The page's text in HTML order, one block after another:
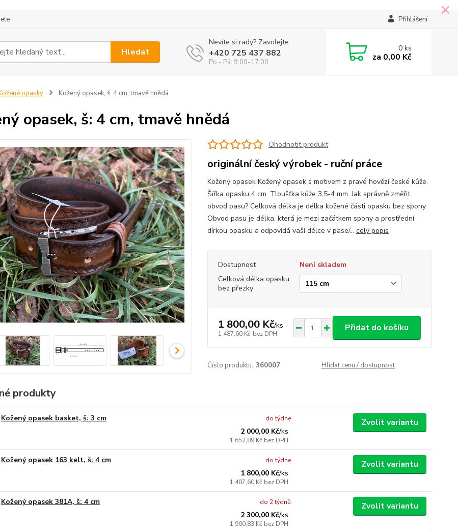
Přihlášení
Hledat
Nevíte si rady? Zavolejte.
+420 725 437 882
Po - Pá: 9:00-17:00
0ks
za 0,00 Kč
opasky Kožený opasek, š: 4 cm, tmavě hnědá
opasek, š: 4 cm, tmavě hnědá
Ohodnotit produkt
originální český výrobek - ruční práce
Kožený opasek Kožený opasek s motivem z pravé hovězí české kůže.
Šířka opasku 4 cm. Tloušťka kůže 3,5-4 mm. Jak správně změřit
obvod pasu? Celková délka je délka kožené části opasku bez spony.
Obvod pasu je délka, která je mezi začátkem spony a prostřední
dírkou opasku a odpovídá vaší délce v pase/... celý popis
Dostupnost
Není skladem
Celková délka opasku
bez přezky
1 800,00 Kč/ks
1 487,60 Kč bez DPH
Přidat do košíku
Číslo produktu: 360007 Hlídat cenu / dostupnost
produkty
Kožený opasek basket, š: 3 cm
2 000,00 Kč/ks
1 652,89 Kč bez DPH
do týdne Zvolit variantu
Kožený opasek 163 kelt, š: 4 cm
1 800,00 Kč/ks
1 487,60 Kč bez DPH
do týdne Zvolit variantu
Kožený opasek 381A, š: 4 cm
2 300,00 Kč/ks
1 900,83 Kč bez DPH
do 2 týdnů Zvolit variantu